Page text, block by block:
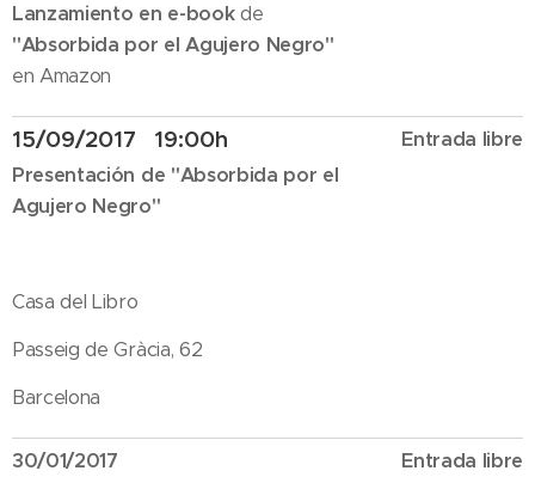
Lanzamiento en e-bookde
"Absorbida por el Agujero Negro"
en Amazon
15/09/2017 19:00h
Presentación de "Absorbida por el
Agujero Negro"
Casa del Libro
Passeig de Gràcia, 62
Barcelona
Entrada libre
30/01/2017
Entrada libre